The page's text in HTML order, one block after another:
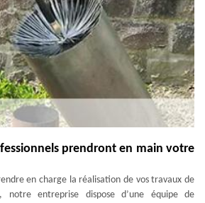
prendront en main votre
en charge la réalisation de vos travaux de
notre entreprise dispose d’une équipe de